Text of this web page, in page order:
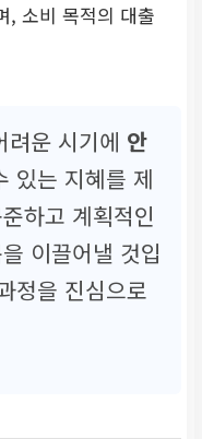
, 소비 목적의 대출
려운 시기에 안
있는 지혜를 제
하고 계획적인
이끌어낼 것입
정을 진심으로